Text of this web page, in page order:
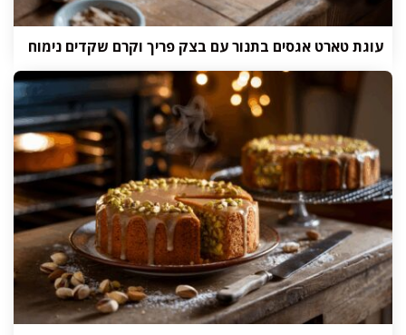
עוגת טארט אגסים בתנור עם בצק פריך וקרם שקדים נימוח